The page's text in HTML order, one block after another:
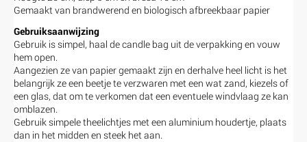
Gemaakt van brandwerend en biologisch afbreekbaar papier
Gebruiksaanwijzing
Gebruik is simpel, haal de candle bag uit de verpakking en vouw
hem open.
Aangezien ze van papier gemaakt zijn en derhalve heel licht is het
belangrijk ze een beetje te verzwaren met een wat zand, kiezels of
een glas, dat om te verkomen dat een eventuele windvlaag ze kan
omblazen.
Gebruik simpele theelichtjes met een aluminium houdertje, plaats
dan in het midden en steek het aan.